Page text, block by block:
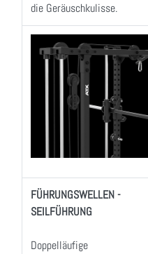
die Geräuschkulisse.
FÜHRUNGSWELLEN -
SEILFÜHRUNG
Doppelläufige